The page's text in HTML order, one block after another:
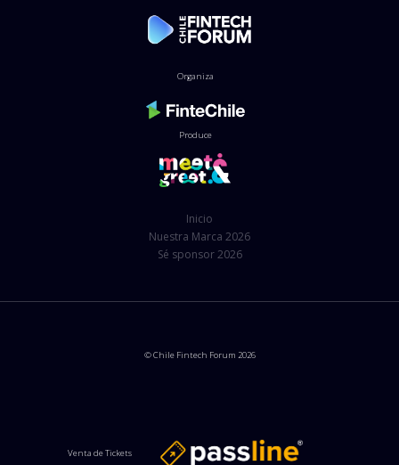
Produce
Organiza
Inicio
Nuestra Marca 2026
Sé sponsor 2026
© Chile Fintech Forum 2026
Venta de Tickets